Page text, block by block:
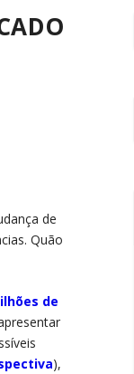
de
Quão
de
),